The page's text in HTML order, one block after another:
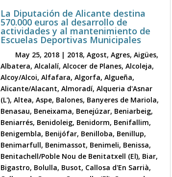
La Diputación de Alicante destina
570.000 euros al desarrollo de
actividades y al mantenimiento de
Escuelas Deportivas Municipales
May 25, 2018 | 2018,Agost,Agres,Aigües,
Albatera,Alcalalí,Alcocer de Planes,Alcoleja,
Alcoy/Alcoi,Alfafara,Algorfa,Algueña,
Alicante/Alacant,Almoradí,Alqueria d'Asnar
(L'),Altea,Aspe, Balones, Banyeres de Mariola,
Benasau, Beneixama, Benejúzar, Beniarbeig,
Beniarrés, Benidoleig, Benidorm, Benifallim,
Benigembla, Benijófar, Benilloba, Benillup,
Benimarfull, Benimassot, Benimeli, Benissa,
Benitachell/Poble Nou de Benitatxell (El), Biar,
Bigastro, Bolulla, Busot, Callosa d'En Sarrià,